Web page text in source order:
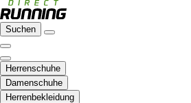
Suchen
Herrenschuhe
Damenschuhe
Herrenbekleidung